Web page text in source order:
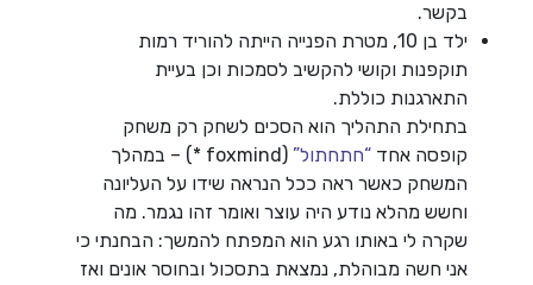
בקשר.
ילד בן 10, מטרת הפנייה הייתה להוריד רמות
תוקפנות וקושי להקשיב לסמכות וכן בעיית
התארגנות כוללת.
בתחילת התהליך הוא הסכים לשחק רק משחק
קופסה אחד “חתחתול”
(foxmind *) – במהלך
המשחק כאשר ראה ככל הנראה שידו על העליונה
וחשש מהלא נודע היה עוצר ואומר זהו נגמר. מה
שקרה לי באותו רגע הוא המפתח להמשך: הבחנתי כי
אני חשה מבוהלת, נמצאת בתסכול ובחוסר אונים ואז